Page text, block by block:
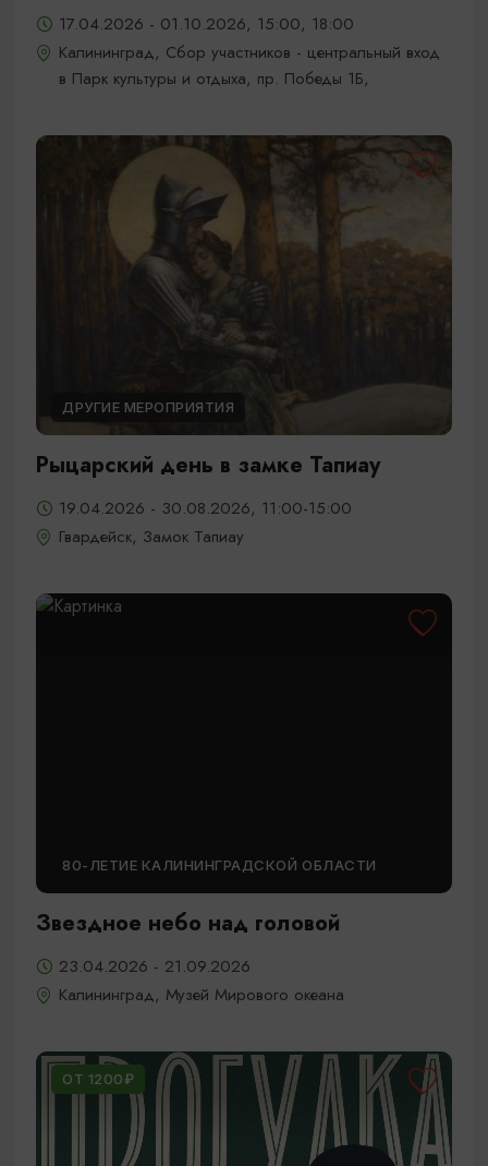
17.04.2026 - 01.10.2026, 15:00, 18:00
Калининград, Сбор участников - центральный вход
в Парк культуры и отдыха, пр. Победы 1Б,
ДРУГИЕ МЕРОПРИЯТИЯ
Рыцарский день в замке Тапиау
19.04.2026 - 30.08.2026, 11:00-15:00
Гвардейск, Замок Тапиау
80-ЛЕТИЕ КАЛИНИНГРАДСКОЙ ОБЛАСТИ
Звездное небо над головой
23.04.2026 - 21.09.2026
Калининград, Музей Мирового океана
ОТ 1200₽